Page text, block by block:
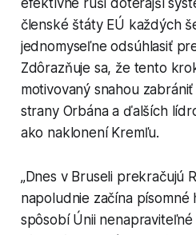
členské štáty EÚ každých
jednomyseľne odsúhlasiť
Zdôrazňuje sa, že tento
motivovaný snahou
strany Orbána a ďalších
ako naklonení Kremľu.
„Dnes v Bruseli prekračujú
napoludnie začína písomné
spôsobí Únii nenapraviteľné